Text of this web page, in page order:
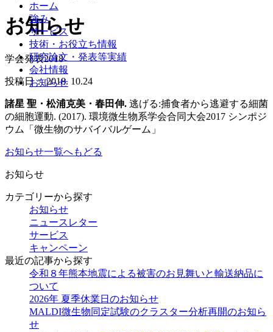
ホーム
強み
サービス
技術・お役立ち情報
研究論文・発表等実績
会社情報
お知らせ
お知らせ
学会発表2018
投稿日：2018. 10.24
諸星 聖・松浦克美・春田伸. 逃げる:捕食者から逃避する細菌
の細胞運動. (2017). 環境微生物系学会合同大会2017 シンポジ
ウム「微生物のサバイバルゲーム」
お知らせ一覧へもどる
お知らせ
カテゴリーから探す
お知らせ
ニュースレター
サービス
キャンペーン
最近の記事から探す
令和８年熊本地震による被害のお見舞いと輸送納品に
ついて
2026年 夏季休業日のお知らせ
MALDI微生物同定試験のクラスター分析再開のお知ら
せ